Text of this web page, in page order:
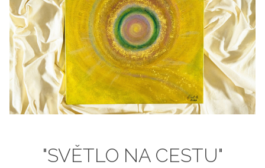
"SVĚTLO NA CESTU"